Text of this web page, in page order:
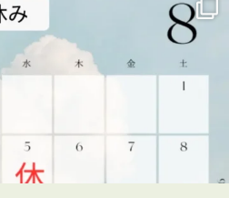
ト。
体験」を実施しました！
に挑戦！